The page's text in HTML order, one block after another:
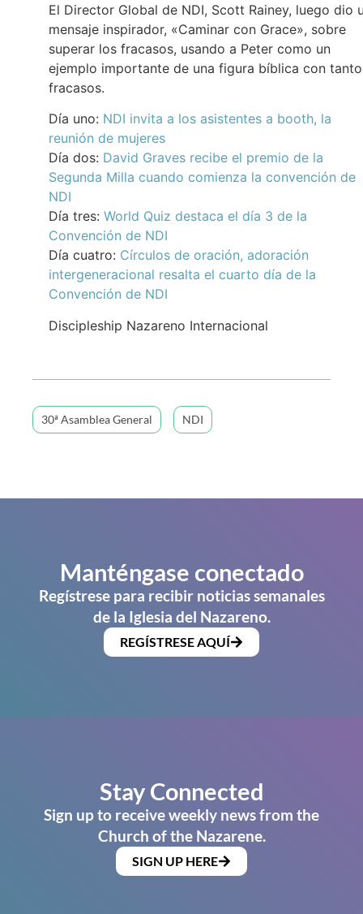
El Director Global de NDI, Scott Rainey, luego dio
mensaje inspirador, «Caminar con Grace», sobre
superar los fracasos, usando a Peter como un
ejemplo importante de una figura bíblica con
fracasos.
Día uno: NDI invita a los asistentes a booth, la
reunión de mujeres
Día dos: David Graves recibe el premio de la
Segunda Milla cuando comienza la convención de
NDI
Día tres: World Quiz destaca el día 3 de la
Convención de NDI
Día cuatro: Círculos de oración, adoración
intergeneracional resalta el cuarto día de la
Convención de NDI
Discipleship Nazareno Internacional
30ª Asamblea General NDI
Manténgase conectado
Regístrese para recibir noticias semanales
de la Iglesia del Nazareno.
REGÍSTRESE AQUÍ
Stay Connected
Sign up to receive weekly news from the
Church of the Nazarene.
SIGN UP HERE